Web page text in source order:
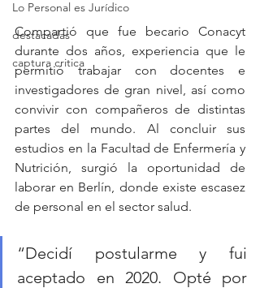
Lo Personal es Jurídico
destacadas
captura critica
Compartió que fue becario Conacyt
durante dos años, experiencia que le
permitió trabajar con docentes e
investigadores de gran nivel, así como
convivir con compañeros de distintas
partes del mundo. Al concluir sus
estudios en la Facultad de Enfermería y
Nutrición, surgió la oportunidad de
laborar en Berlín, donde existe escasez
de personal en el sector salud.
“Decidí postularme y fui
aceptado en 2020. Opté por